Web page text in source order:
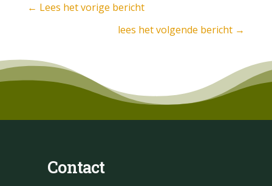
← Lees het vorige bericht
lees het volgende bericht →
Contact